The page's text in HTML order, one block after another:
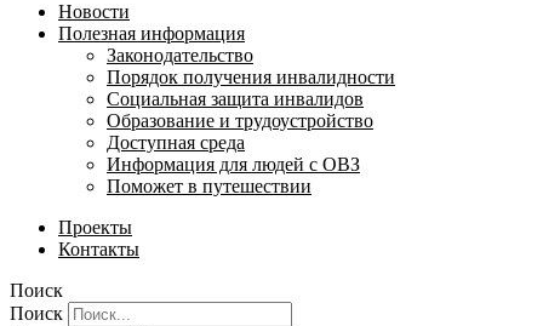
Новости
Полезная информация
Законодательство
Порядок получения инвалидности
Социальная защита инвалидов
Образование и трудоустройство
Доступная среда
Информация для людей с ОВЗ
Поможет в путешествии
Проекты
Контакты
Поиск
Поиск